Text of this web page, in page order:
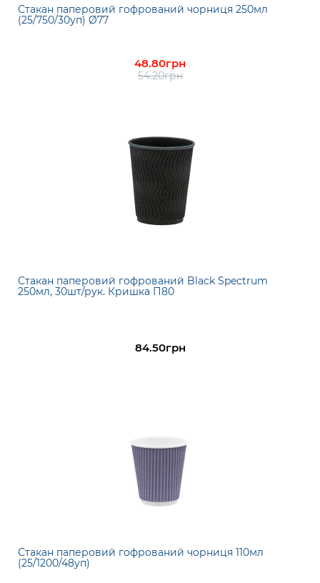
Стакан паперовий гофрований чорниця 250мл
(25/750/30уп) Ø77
48.80грн
54.20грн
Стакан паперовий гофрований Black Spectrum
250мл, 30шт/рук. Кришка П80
84.50грн
Стакан паперовий гофрований чорниця 110мл
(25/1200/48уп)